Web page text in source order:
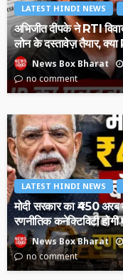
LATEST HINDI NEWS
अभिजीत दीपके ने RTI
लोन के दस्तावेज़ तैयार, क्या
News Box Bharat
no comment
LATEST HINDI NEWS
मोदी सरकार का ₹450 अरब
रणनीतिक कनेक्टिविटी
News Box Bharat
no comment